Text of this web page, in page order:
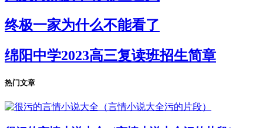
终极一家为什么不能看了
绵阳中学2023高三复读班招生简章
热门文章